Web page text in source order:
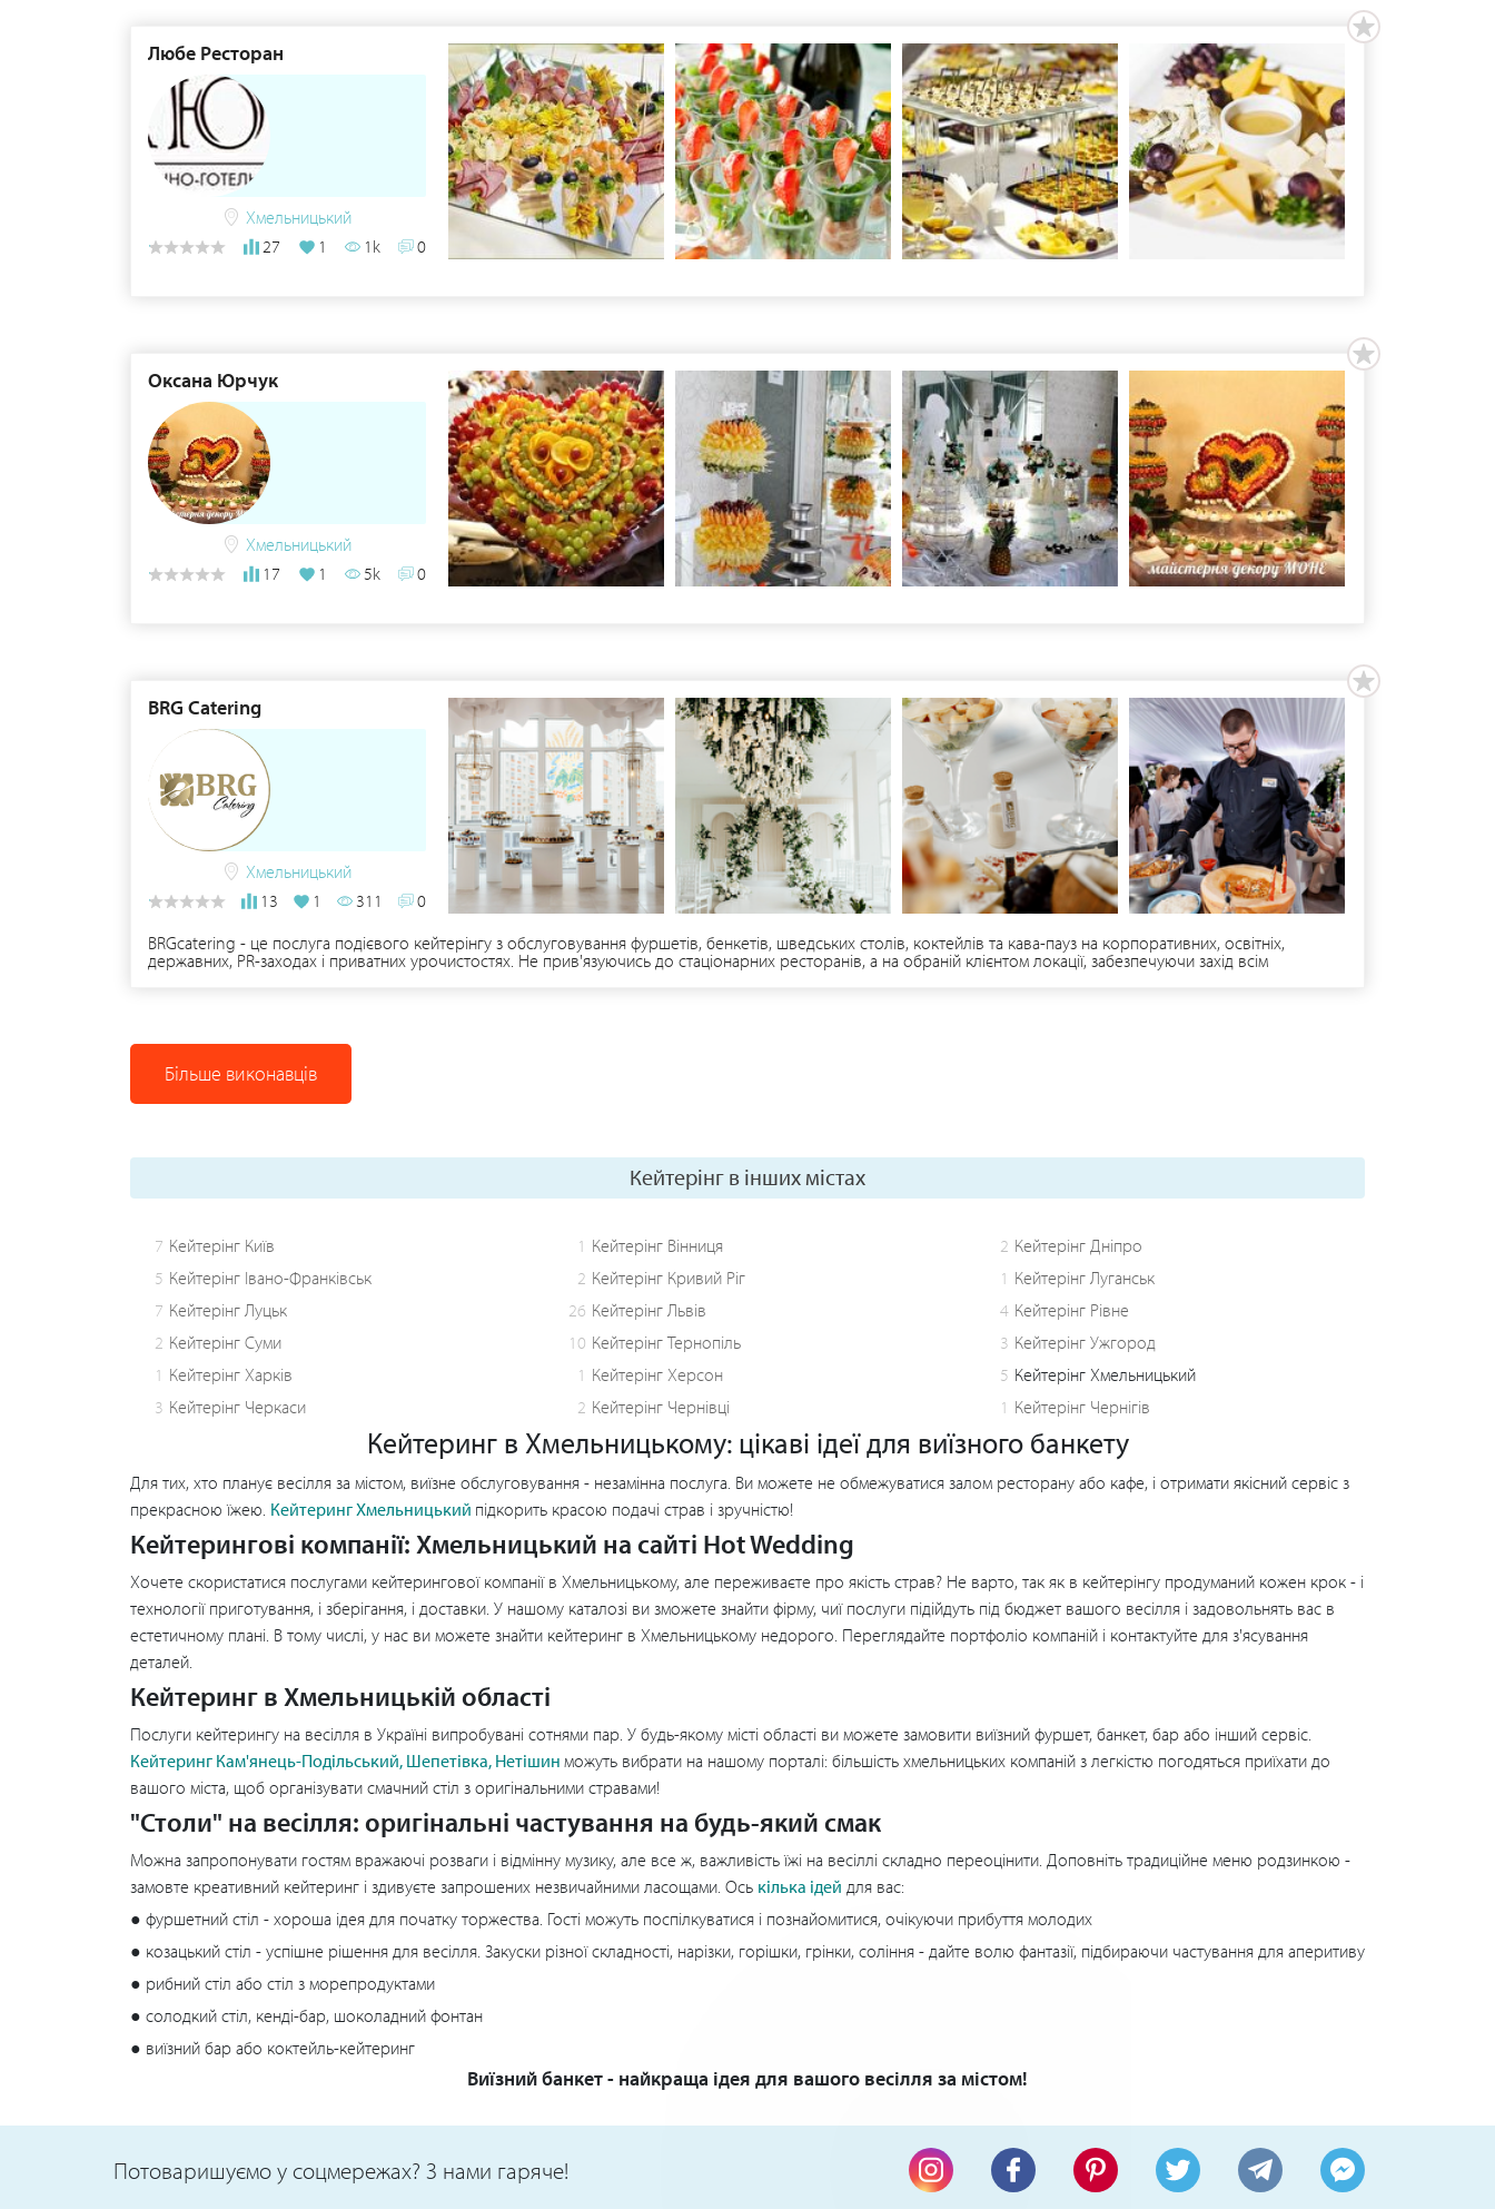
Любе Ресторан
Хмельницький
27
1 1k 0
Оксана Юрчук
Хмельницький
17
1 5k 0
BRG Catering
Хмельницький
13
1 311
0
BRGcatering - це послуга подієвого кейтерінгу з обслуговування фуршетів, бенкетів, шведських столів, коктейлів та кава-пауз на корпоративних, освітніх,
державних, PR-заходах і приватних урочистостях. Не прив'язуючись до стаціонарних ресторанів, а на обраній клієнтом локації, забезпечуючи захід всім
Більше виконавців
Кейтерінг в інших містах
7 Кейтерінг Київ 1 Кейтерінг Вінниця 2 Кейтерінг Дніпро
5 Кейтерінг Івано-Франківськ 2 Кейтерінг Кривий Ріг 1 Кейтерінг Луганськ
7 Кейтерінг Луцьк 26 Кейтерінг Львів 4 Кейтерінг Рівне
2 Кейтерінг Суми 10 Кейтерінг Тернопіль 3 Кейтерінг Ужгород
1 Кейтерінг Харків 1 Кейтерінг Херсон 5 Кейтерінг Хмельницький
3 Кейтерінг Черкаси 2 Кейтерінг Чернівці 1 Кейтерінг Чернігів
Кейтеринг в Хмельницькому: цікаві ідеї для виїзного банкету
Для тих, хто планує весілля за містом, виїзне обслуговування - незамінна послуга. Ви можете не обмежуватися залом ресторану або кафе, і отримати якісний сервіс з
прекрасною їжею. Кейтеринг Хмельницький підкорить красою подачі страв і зручністю!
Кейтерингові компанії: Хмельницький на сайті Hot Wedding
Хочете скористатися послугами кейтерингової компанії в Хмельницькому, але переживаєте про якість страв? Не варто, так як в кейтерінгу продуманий кожен крок - і
технології приготування, і зберігання, і доставки. У нашому каталозі ви зможете знайти фірму, чиї послуги підійдуть під бюджет вашого весілля і задовольнять вас в
естетичному плані. В тому числі, у нас ви можете знайти кейтеринг в Хмельницькому недорого. Переглядайте портфоліо компаній і контактуйте для з'ясування
деталей.
Кейтеринг в Хмельницькій області
Послуги кейтерингу на весілля в Україні випробувані сотнями пар. У будь-якому місті області ви можете замовити виїзний фуршет, банкет, бар або інший сервіс.
Кейтеринг Кам'янець-Подільський, Шепетівка, Нетішин можуть вибрати на нашому порталі: більшість хмельницьких компаній з легкістю погодяться приїхати до
вашого міста, щоб організувати смачний стіл з оригінальними стравами!
"Столи" на весілля: оригінальні частування на будь-який смак
Можна запропонувати гостям вражаючі розваги і відмінну музику, але все ж, важливість їжі на весіллі складно переоцінити. Доповніть традиційне меню родзинкою -
замовте креативний кейтеринг і здивуєте запрошених незвичайними ласощами. Ось кілька ідей для вас:
● фуршетний стіл - хороша ідея для початку торжества. Гості можуть поспілкуватися і познайомитися, очікуючи прибуття молодих
● козацький стіл - успішне рішення для весілля. Закуски різної складності, нарізки, горішки, грінки, соління - дайте волю фантазії, підбираючи частування для аперитиву
● рибний стіл або стіл з морепродуктами
● солодкий стіл, кенді-бар, шоколадний фонтан
● виїзний бар або коктейль-кейтеринг
Виїзний банкет - найкраща ідея для вашого весілля за містом!
Потоваришуємо у соцмережах? З нами гаряче!